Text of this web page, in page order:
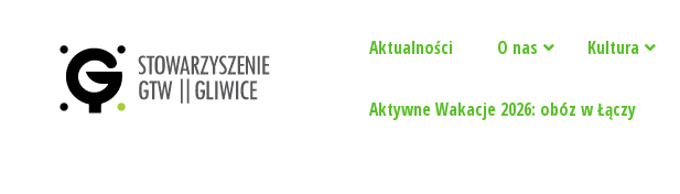
Aktualności O nas Kultura
Aktywne Wakacje 2026: obóz w Łączy